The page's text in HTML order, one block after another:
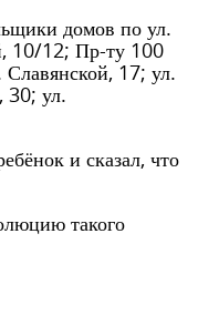
домов по ул.
10/12; Пр-ту 100
17; ул.
30; ул.
и сказал, что
такого